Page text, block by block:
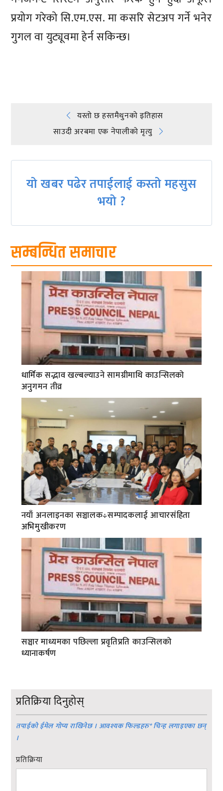
प्रयोग गरेको सि.एम.एस. मा कसरि सेटअप गर्ने भनेर
गुगल वा युट्यूवमा हेर्न सकिन्छ।
Post
navigation
यस्तो छ हस्तमैथुनको इतिहास
साउदी अरबमा एक नेपालीको मृत्यु
यो खबर पढेर तपाईलाई कस्तो महसुस
भयो ?
सम्बन्धित समाचार
धार्मिक सद्भाव खल्बल्याउने सामग्रीमाथि काउन्सिलको
अनुगमन तीव्र
नयाँ अनलाइनका सञ्चालक÷सम्पादकलाई आचारसंहिता
अभिमुखीकरण
सञ्चार माध्यमका पछिल्ला प्रवृतिप्रति काउन्सिलको
ध्यानाकर्षण
प्रतिक्रिया दिनुहोस्
तपाईको ईमेल गोप्य राखिनेछ । आवश्यक फिल्डहरु*चिन्ह लगाइएका छन्
।
प्रतिक्रिया